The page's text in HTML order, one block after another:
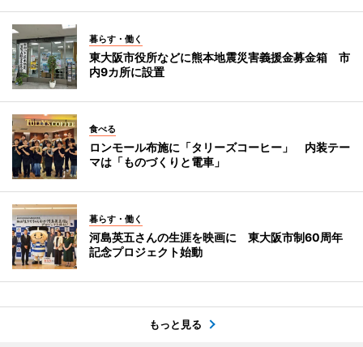
暮らす・働く
東大阪市役所などに熊本地震災害義援金募金箱 市
内9カ所に設置
食べる
ロンモール布施に「タリーズコーヒー」 内装テー
マは「ものづくりと電車」
暮らす・働く
河島英五さんの生涯を映画に 東大阪市制60周年
記念プロジェクト始動
もっと見る